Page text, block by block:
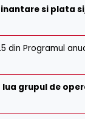
si plata
din Programul
lua grupul de